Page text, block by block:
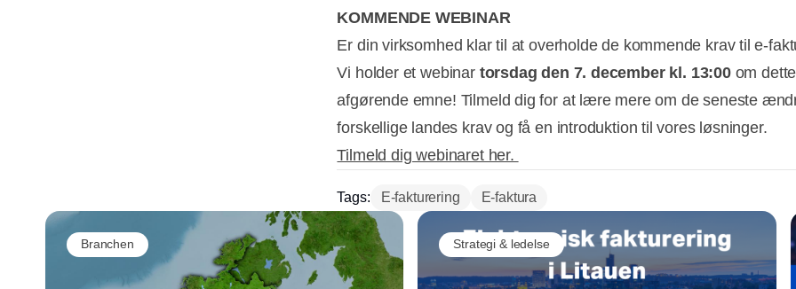
KOMMENDE WEBINAR
Er din virksomhed klar til at overholde de kommende krav til e-
Vi holder et webinar torsdag den 7. december kl. 13:00om dette
afgørende emne! Tilmeld dig for at lære mere om de seneste
forskellige landes krav og få en introduktion til vores løsninger.
Tilmeld dig webinaret her.
Tags: E-fakturering E-faktura
Branchen Strategi & ledelse